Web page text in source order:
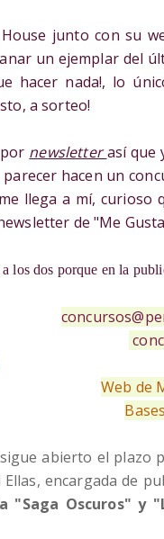
junto con su
un ejemplar del
hacer nada!, lo
a sorteo!
newsletterasí que
hacen un
llega a mí,
de "Me
los dos porque en la
Web de
abierto el plazo
encargada de
"Saga Oscuros" y